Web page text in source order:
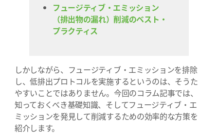
フュージティブ・エミッション
（排出物の漏れ）削減のベスト・
プラクティス
しかしながら、フュージティブ・エミッションを排除
し、低排出プロトコルを実施するというのは、そうた
やすいことではありません。今回のコラム記事では、
知っておくべき基礎知識、そしてフュージティブ・エ
ミッションを発見して削減するための効率的な方策を
紹介します。